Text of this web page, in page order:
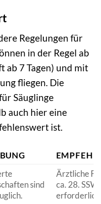
Regelungen für
in der Regel ab
ab 7 Tagen) und mit
fliegen. Die
Säuglinge
auch hier eine
ist.
sind
Ärztliche
ca. 28. SSW